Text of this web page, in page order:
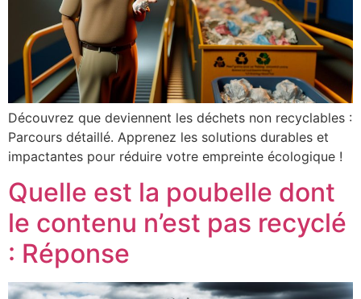
Découvrez que deviennent les déchets non recyclables :
Parcours détaillé. Apprenez les solutions durables et
impactantes pour réduire votre empreinte écologique !
Quelle est la poubelle dont
le contenu n’est pas recyclé
: Réponse